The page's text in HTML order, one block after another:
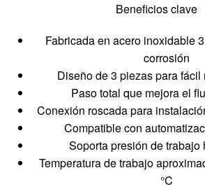
Beneficios clave
Fabricada en acero inoxidable
corrosión
Diseño de 3 piezas para fácil
Paso total que mejora el
Conexión roscada para
Compatible con
Soporta presión de trabajo
Temperatura de trabajo
°C